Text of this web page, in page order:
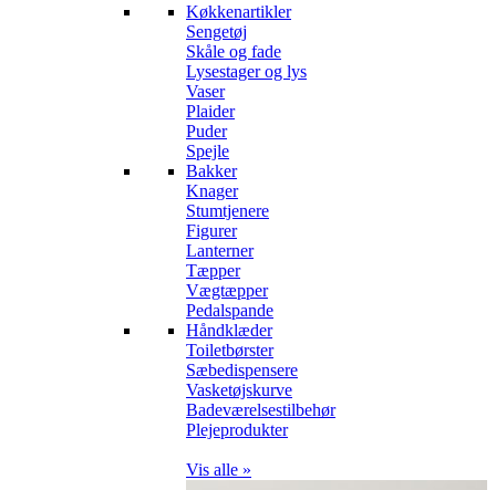
Køkkenartikler
Sengetøj
Skåle og fade
Lysestager og lys
Vaser
Plaider
Puder
Spejle
Bakker
Knager
Stumtjenere
Figurer
Lanterner
Tæpper
Vægtæpper
Pedalspande
Håndklæder
Toiletbørster
Sæbedispensere
Vasketøjskurve
Badeværelsestilbehør
Plejeprodukter
Vis alle »